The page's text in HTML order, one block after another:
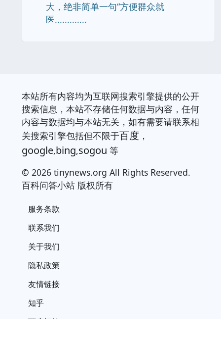
大，绝非简单一句“方便群众就
医.............
本站所有内容均为互联网搜索引擎提供的公开
搜索信息，本站不存储任何数据与内容，任何
内容与数据均与本站无关，如有需要请联系相
关搜索引擎包括但不限于百度 ，
google,bing,sogou 等
© 2026 tinynews.org All Rights Reserved.
百科问答小站 版权所有
服务条款
联系我们
关于我们
隐私政策
友情链接
知乎
百度问答